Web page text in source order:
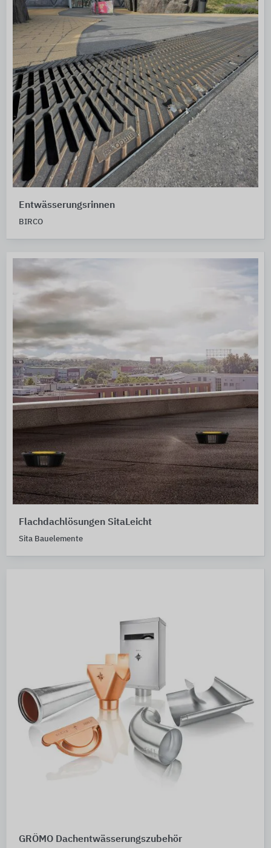
Entwässerungsrinnen
BIRCO
Flachdachlösungen SitaLeicht
Sita Bauelemente
GRÖMO Dachentwässerungszubehör